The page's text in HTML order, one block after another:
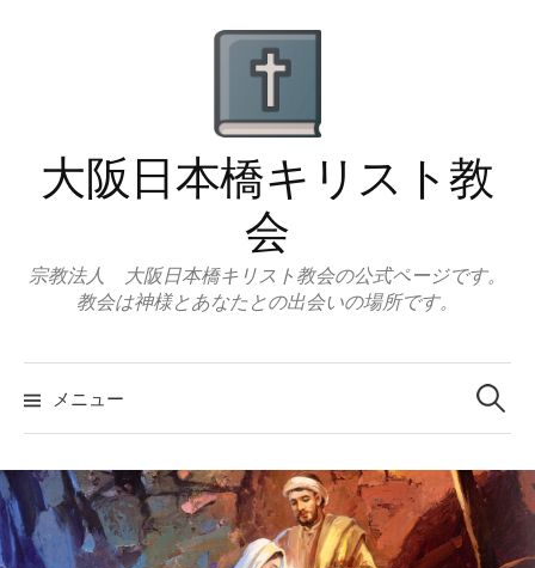
ッ
大阪日本橋キリスト教
会
宗教法人 大阪日本橋キリスト教会の公式ページです。
教会は神様とあなたとの出会いの場所です。
メニュー
検
索: